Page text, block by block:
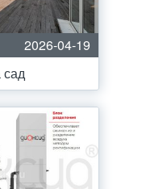
2026-04-19
сад